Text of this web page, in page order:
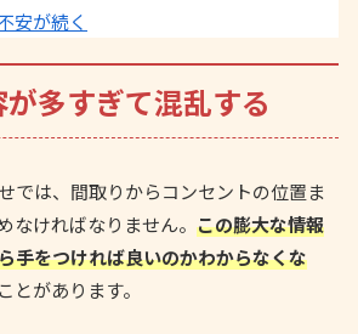
安が続く
多すぎて混乱する
では、間取りからコンセントの位置ま
なければなりません。 この膨大な情報
手をつければ良いのかわからなくな
ことがあります。